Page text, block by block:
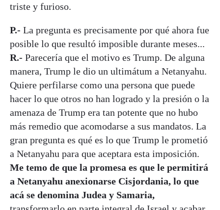
triste y furioso.
P.- La pregunta es precisamente por qué ahora fue
posible lo que resultó imposible durante meses...
R.- Parecería que el motivo es Trump. De alguna
manera, Trump le dio un ultimátum a Netanyahu.
Quiere perfilarse como una persona que puede
hacer lo que otros no han logrado y la presión o la
amenaza de Trump era tan potente que no hubo
más remedio que acomodarse a sus mandatos. La
gran pregunta es qué es lo que Trump le prometió
a Netanyahu para que aceptara esta imposición.
Me temo de que la promesa es que le permitirá
a Netanyahu anexionarse Cisjordania, lo que
acá se denomina Judea y Samaria,